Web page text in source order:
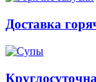
Доставка